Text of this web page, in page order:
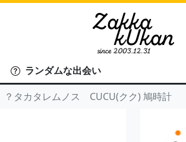
ランダムな出会い
？タカタレムノス CUCU(クク) 鳩時計